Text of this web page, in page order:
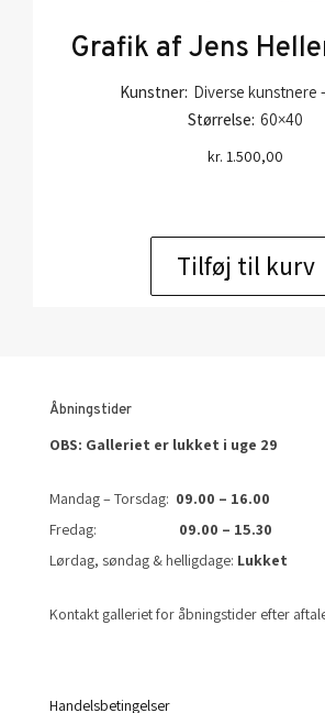
Grafik af Jens
Kunstner: Diverse kunstnere
Størrelse: 60×40
kr. 1.500,00
Tilføj til kurv
Åbningstider
OBS: Galleriet er lukket i uge 29
Mandag – Torsdag: 09.00 – 16.00
Fredag: 09.00 – 15.30
Lørdag, søndag & helligdage: Lukket
Kontakt galleriet for åbningstider efter
Handelsbetingelser